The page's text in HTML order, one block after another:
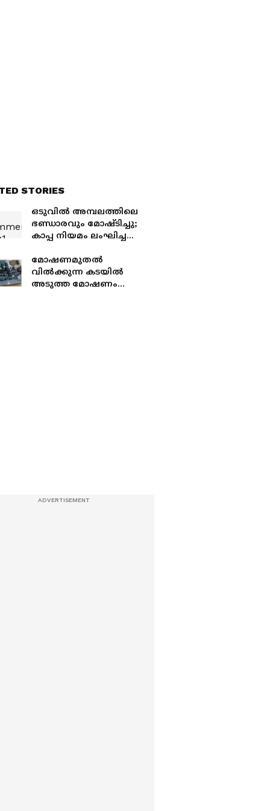
STORIES
ഒടുവില്‍ അമ്പലത്തിലെ
ഭണ്ഡാരവും മോഷ്ടിച്ചു;
കാപ്പ നിയമം ലംഘിച്ച
അറസ്റ്റില്‍
മോഷണമുതൽ
വിൽക്കുന്ന കടയിൽ
അടുത്ത മോഷണം